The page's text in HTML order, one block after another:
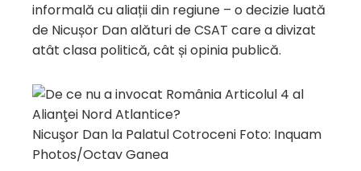
informală cu aliații din regiune – o decizie luată
de Nicușor Dan alături de CSAT care a divizat
atât clasa politică, cât și opinia publică.
Nicuşor Dan la Palatul Cotroceni Foto: Inquam
Photos/Octav Ganea